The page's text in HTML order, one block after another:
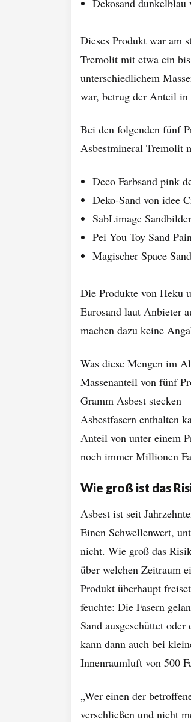
Dieses Produkt war am
Tremolit mit etwa ein
unterschiedlichem
war, betrug der Anteil in
Bei den folgenden fünf
Asbestmineral Tremolit
Deco Farbsand pink
Deko-Sand von idee
SabLimage
Pei You Toy Sand
Magischer Space
Die Produkte von Heku
Eurosand laut Anbieter
machen dazu keine
Was diese Mengen im
Massenanteil von fünf
Gramm Asbest stecken
Asbestfasern enthalten
Anteil von unter einem
noch immer Millionen
Wie groß ist das
Asbest ist seit
Einen Schwellenwert,
nicht. Wie groß das
über welchen Zeitraum
Produkt überhaupt
feuchte: Die Fasern
Sand ausgeschüttet
kann dann auch bei
Innenraumluft von 500
„Wer einen der
verschließen und nicht